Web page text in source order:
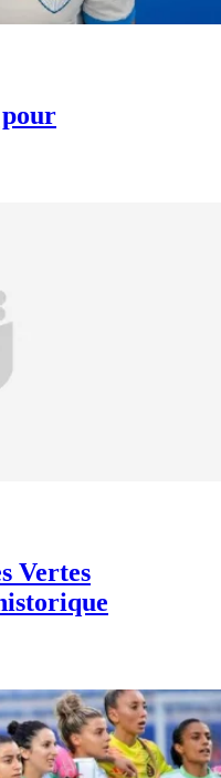
pour
Vertes